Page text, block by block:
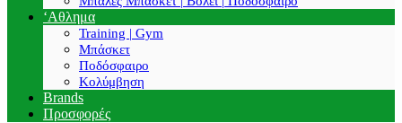
‘Αθλημα
Training | Gym
Μπάσκετ
Ποδόσφαιρο
Κολύμβηση
Brands
Προσφορές